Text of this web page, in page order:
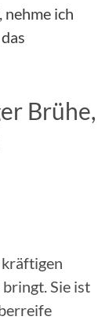
ich
, das
Brühe,
Sie ist